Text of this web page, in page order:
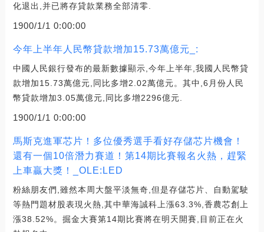
化退出,并已將存貸款業務全部清零.
1900/1/1 0:00:00
今年上半年人民幣貸款增加15.73萬億元_:
中國人民銀行發布的最新數據顯示,今年上半年,我國人民幣貸
款增加15.73萬億元,同比多增2.02萬億元。其中,6月份人民
幣貸款增加3.05萬億元,同比多增2296億元.
1900/1/1 0:00:00
馬斯克進軍芯片！多位優秀選手看好存儲芯片機會！
還有一個10倍潛力賽道！第14期比賽報名火熱，趕緊
上車贏大獎！_OLE:LED
粉絲朋友們,雖然本周大盤平淡無奇,但是存儲芯片、自動駕駛
等熱門題材股表現火熱,其中華海誠科上漲63.3%,香農芯創上
漲38.52%。掘金大賽第14期比賽將在明天開賽,目前正在火